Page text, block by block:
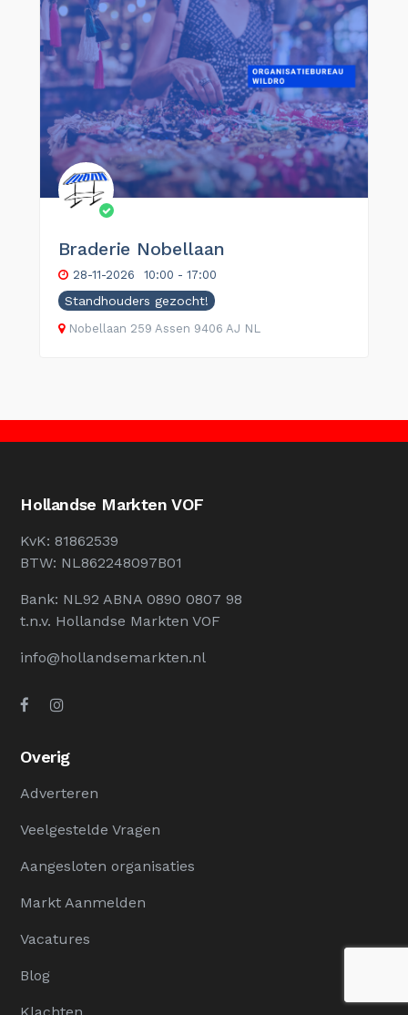
Braderie Nobellaan
28-11-2026 10:00 - 17:00
Standhouders gezocht!
Nobellaan 259 Assen 9406 AJ NL
Hollandse Markten VOF
KvK: 81862539
BTW: NL862248097B01
Bank: NL92 ABNA 0890 0807 98
t.n.v. Hollandse Markten VOF
info@hollandsemarkten.nl
Overig
Adverteren
Veelgestelde Vragen
Aangesloten organisaties
Markt Aanmelden
Vacatures
Blog